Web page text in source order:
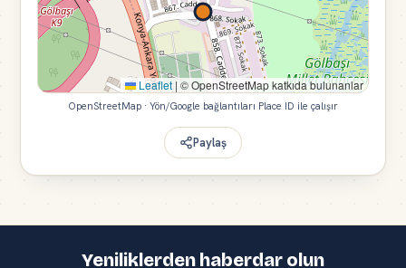
Leaflet | © OpenStreetMap katkıda bulunanlar
OpenStreetMap · Yön/Google bağlantıları Place ID ile çalışır
Paylaş
Yeniliklerden haberdar olun